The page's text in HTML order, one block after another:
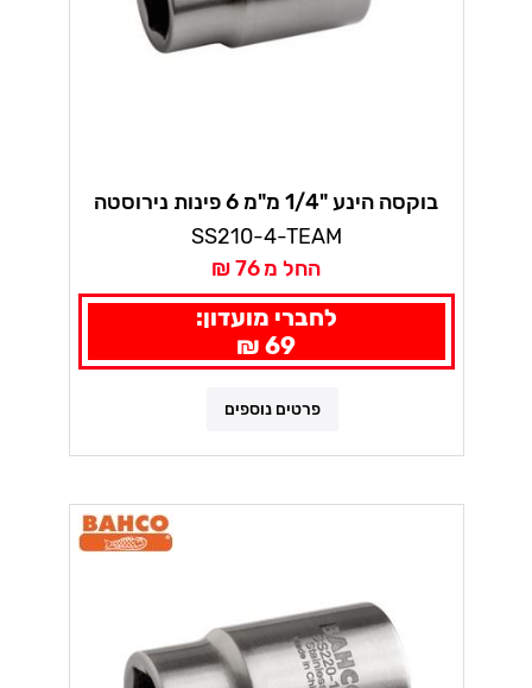
בוקסה הינע "1/4 מ"מ 6 פינות נירוסטה
בקו
SS210-4-TEAM
החל מ 76 ₪
לחברי מועדון:
69 ₪
פרטים נוספים